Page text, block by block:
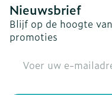
Nieuwsbrief
Blijf op de hoogte
promoties